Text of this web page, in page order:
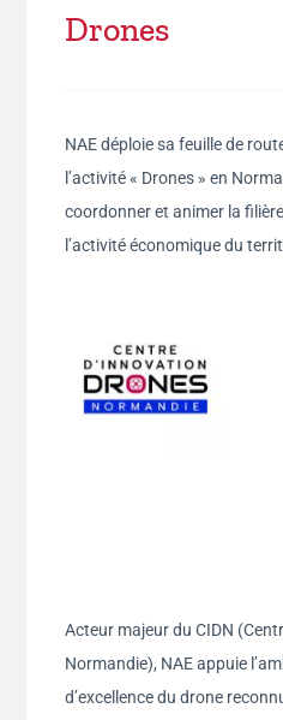
Drones
NAE déploie sa feuille de
l’activité « Drones » en
coordonner et animer la
l’activité économique du
Acteur majeur du CIDN
Normandie), NAE appuie
d’excellence du drone